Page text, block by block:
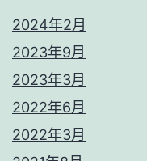
2024年2月
2023年9月
2023年3月
2022年6月
2022年3月